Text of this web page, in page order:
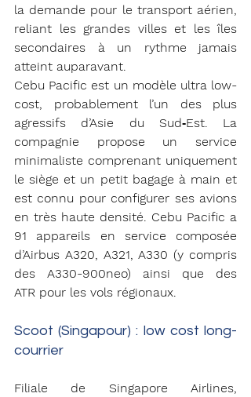
la demande pour le transport aérien,
reliant les grandes villes et les îles
secondaires à un rythme jamais
atteint auparavant.
Cebu Pacific est un modèle ultra low-
cost, probablement l’un des plus
agressifs d’Asie du Sud‑Est. La
compagnie propose un service
minimaliste comprenant uniquement
le siège et un petit bagage à main et
est connu pour configurer ses avions
en très haute densité. Cebu Pacific a
91 appareils
en service composée
d’Airbus A320, A321, A330 (y compris
des A330-900neo) ainsi que des
ATR pour les vols régionaux.
Scoot (Singapour) : low cost long-
courrier
Filiale de Singapore Airlines,